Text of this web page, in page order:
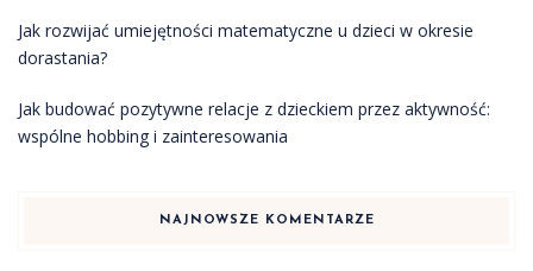
Jak rozwijać umiejętności matematyczne u dzieci w okresie
dorastania?
Jak budować pozytywne relacje z dzieckiem przez aktywność:
wspólne hobbing i zainteresowania
NAJNOWSZE KOMENTARZE